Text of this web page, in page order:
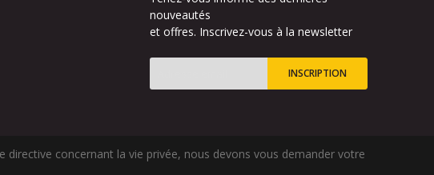
directive concernant la vie privée, nous devons vous demander votre
nouveautés
et offres. Inscrivez-vous à la newsletter
lettre
INSCRIPTION